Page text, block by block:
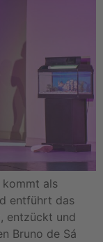
kommt als
entführt das
entzückt und
Bruno de Sá